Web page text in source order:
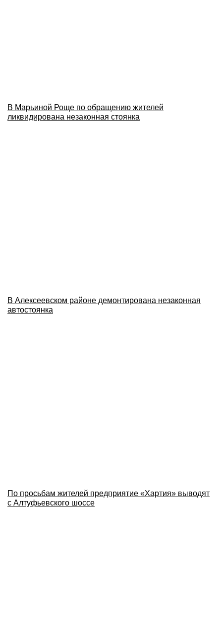
В Марьиной Роще по обращению жителей
ликвидирована незаконная стоянка
В Алексеевском районе демонтирована незаконная
автостоянка
По просьбам жителей предприятие «Хартия» выводят
с Алтуфьевского шоссе